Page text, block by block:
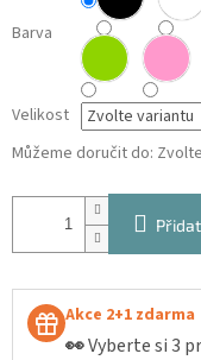
Barva
Velikost
Můžeme doručit do:
Akce 2+1 zdarma
👀Vyberte si 3